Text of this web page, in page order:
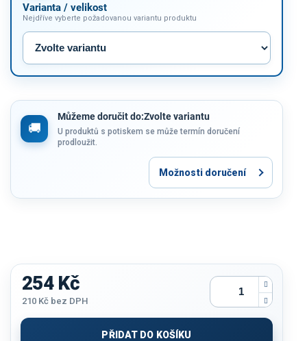
Varianta / velikost
Nejdříve vyberte požadovanou variantu produktu
Můžeme doručit do:Zvolte variantu
U produktů s potiskem se může termín doručení
prodloužit.
Možnosti doručení
254 Kč
210 Kč bez DPH
cena:
PŘIDAT DO KOŠÍKU